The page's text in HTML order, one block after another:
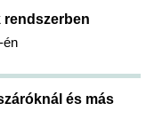
rendszerben
én
és más